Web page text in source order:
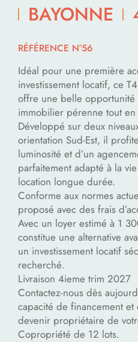
BAYONNE
RÉFÉRENCE N°56
Idéal pour une première
investissement locatif, ce
offre une belle
immobilier pérenne tout
Développé sur deux
orientation Sud-Est, il
luminosité et d’un
parfaitement adapté à la
location longue durée.
Conforme aux normes
proposé avec des frais
Avec un loyer estimé à 1
constitue une alternative
un investissement locatif
recherché.
Livraison 4ieme trim 2027
Contactez-nous dès
capacité de financement
devenir propriétaire de
Copropriété de 12 lots.